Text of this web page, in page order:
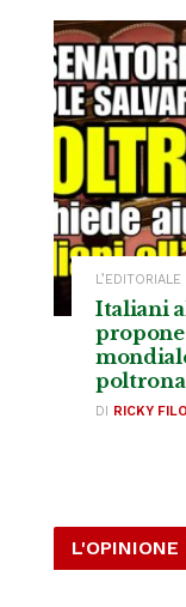
L’EDITORIALE
Italiani
poltrona
DI RICKY
L'OPINIONE